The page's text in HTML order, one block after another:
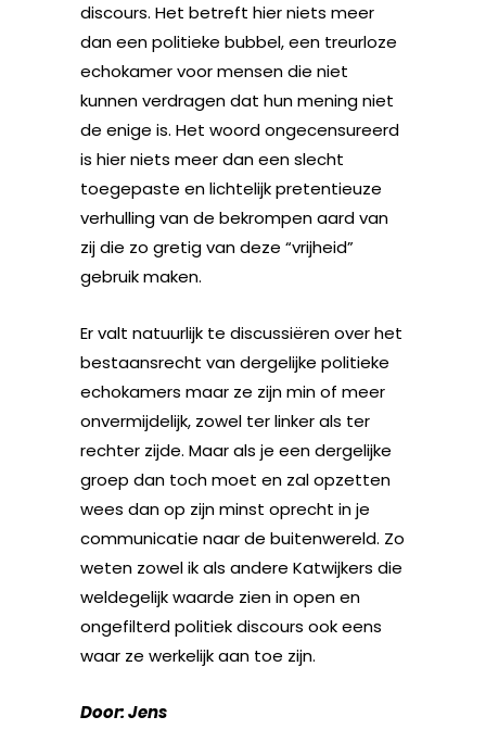
discours. Het betreft hier niets meer
dan een politieke bubbel, een treurloze
echokamer voor mensen die niet
kunnen verdragen dat hun mening niet
de enige is. Het woord ongecensureerd
is hier niets meer dan een slecht
toegepaste en lichtelijk pretentieuze
verhulling van de bekrompen aard van
zij die zo gretig van deze “vrijheid”
gebruik maken.
Er valt natuurlijk te discussiëren over het
bestaansrecht van dergelijke politieke
echokamers maar ze zijn min of meer
onvermijdelijk, zowel ter linker als ter
rechter zijde. Maar als je een dergelijke
groep dan toch moet en zal opzetten
wees dan op zijn minst oprecht in je
communicatie naar de buitenwereld. Zo
weten zowel ik als andere Katwijkers die
weldegelijk waarde zien in open en
ongefilterd politiek discours ook eens
waar ze werkelijk aan toe zijn.
Door: Jens